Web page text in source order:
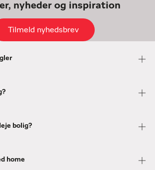
nyheder og inspiration
Tilmeld nyhedsbrev
bolig?
home